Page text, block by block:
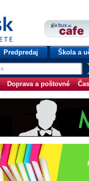
Predpredaj Škola a
Doprava a poštovné